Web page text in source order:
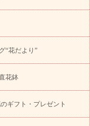
お祝い商品一覧
い
ー
花
四十九日法要以
“花だより”
花鉢
ギフト・プレゼント